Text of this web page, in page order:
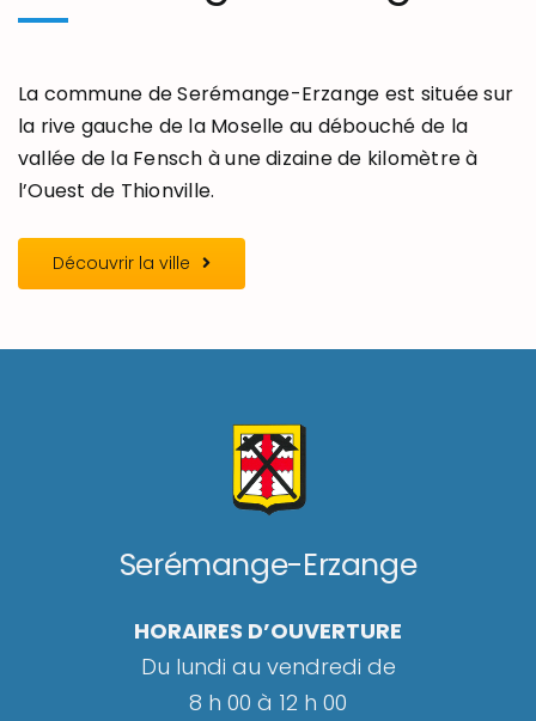
La commune de Serémange-Erzange est située sur
la rive gauche de la Moselle au débouché de la
vallée de la Fensch à une dizaine de kilomètre à
l’Ouest de Thionville.
Découvrir la ville
Serémange-Erzange
HORAIRES D’OUVERTURE
Du lundi au vendredi de
8 h 00 à 12 h 00